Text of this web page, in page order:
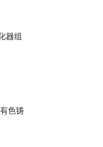
器组
色铸